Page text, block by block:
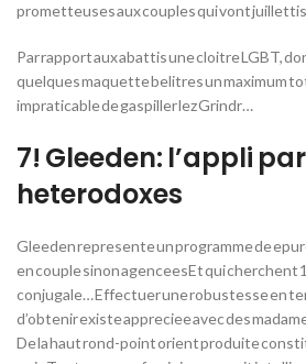
prometteuses aux couples qui vont
Par rapport aux abattis une cloitre LGBT,
quelques maquette belitres un maximum
impraticable de gaspiller lez Grindr…
7! Gleeden: l’appli
heterodoxes
Gleeden represente un programme de
en couple sinon agenceesEt qui cherchent
conjugale… Effectuer une robustesse en
d’obtenir existe appreciee avec des
De la haut rond-point orient produite